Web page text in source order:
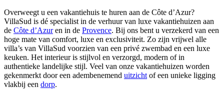
Overweegt u een vakantiehuis te huren aan de Côte d’Azur?
VillaSud is dé specialist in de verhuur van luxe vakantiehuizen aan
de Côte d’Azuren in de Provence. Bij ons bent u verzekerd van een
hoge mate van comfort, luxe en exclusiviteit. Zo zijn vrijwel alle
villa’s van VillaSud voorzien van een privé zwembad en een luxe
keuken. Het interieur is stijlvol en verzorgd, modern of in
authentieke landelijke stijl. Veel van onze vakantiehuizen worden
gekenmerkt door een adembenemend uitzicht of een unieke ligging
vlakbij een dorp.